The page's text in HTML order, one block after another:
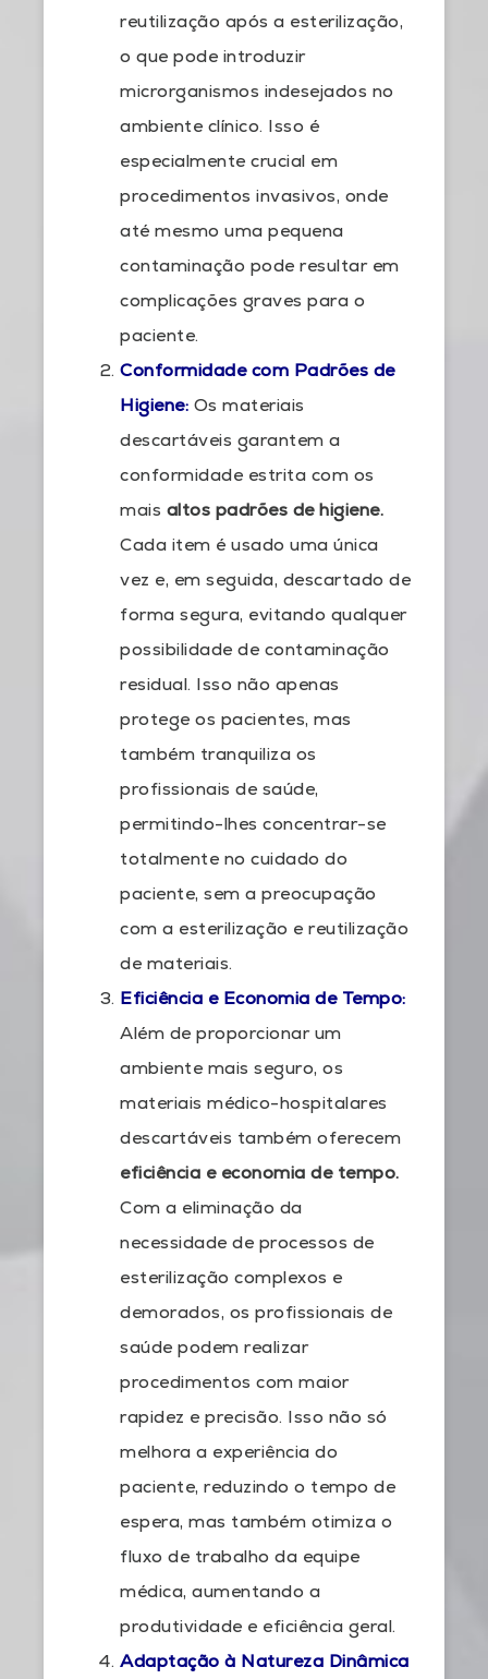
reutilização após a esterilização,
o que pode introduzir
microrganismos indesejados no
ambiente clínico. Isso é
especialmente crucial em
procedimentos invasivos, onde
até mesmo uma pequena
contaminação pode resultar em
complicações graves para o
paciente.
Conformidade com Padrões de
Higiene: Os materiais
descartáveis garantem a
conformidade estrita com os
mais altos padrões de higiene.
Cada item é usado uma única
vez e, em seguida, descartado de
forma segura, evitando qualquer
possibilidade de contaminação
residual. Isso não apenas
protege os pacientes, mas
também tranquiliza os
profissionais de saúde,
permitindo-lhes concentrar-se
totalmente no cuidado do
paciente, sem a preocupação
com a esterilização e reutilização
de materiais.
Eficiência e Economia de Tempo:
Além de proporcionar um
ambiente mais seguro, os
materiais médico-hospitalares
descartáveis também oferecem
eficiência e economia de tempo.
Com a eliminação da
necessidade de processos de
esterilização complexos e
demorados, os profissionais de
saúde podem realizar
procedimentos com maior
rapidez e precisão. Isso não só
melhora a experiência do
paciente, reduzindo o tempo de
espera, mas também otimiza o
fluxo de trabalho da equipe
médica, aumentando a
produtividade e eficiência geral.
Adaptação à Natureza Dinâmica